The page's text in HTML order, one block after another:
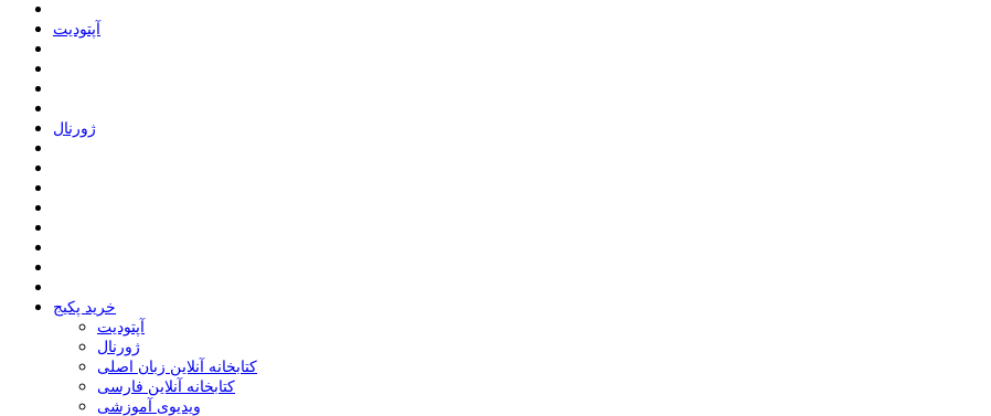
ﺁﭘﺘﻮﺩﯾﺖ
ﮊﻭﺭﻧﺎﻝ
خرید پکیج
ﺁﭘﺘﻮﺩﯾﺖ
ﮊﻭﺭﻧﺎﻝ
کتابخانه آنلاین زبان اصلی
کتابخانه آنلاین فارسی
ویدیوی آموزشی